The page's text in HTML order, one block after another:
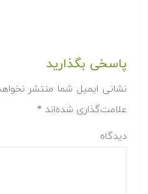
پاسخی بگذارید
نشانی ایمیل شما منتشر
علامت‌گذاری شده‌اند *
دیدگاه